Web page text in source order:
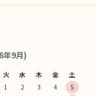
年9月)
火 水 木 金 土
1 2 3 4
5